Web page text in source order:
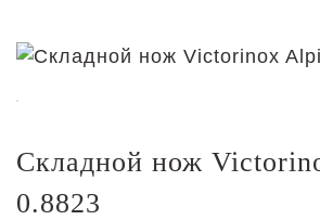
Складной нож
0.8823